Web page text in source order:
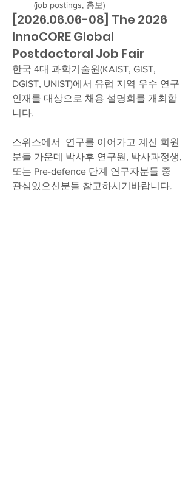
(job postings, 홍보)
[2026.06.06-08] The 2026
InnoCORE Global
Postdoctoral Job Fair
한국 4대 과학기술원(KAIST, GIST,
DGIST, UNIST)에서 유럽 지역 우수 연구
인재를 대상으로 채용 설명회를 개최합
니다.
스위스에서  연구를 이어가고 계신 회원
분들 가운데 박사후 연구원, 박사과정생,
또는 Pre-defence 단계 연구자분들 중
관심있으신분들 참고하시기바랍니다.